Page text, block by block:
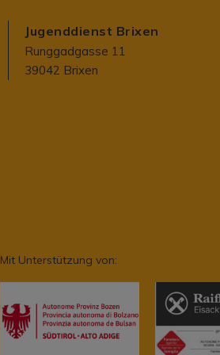
Jugenddienst Brixen
Runggadgasse 11
39042 Brixen
Mit Unterstützung von: